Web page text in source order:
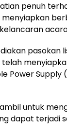
penuh
menyiapkan
pasokan
telah
Power Supply
untuk
dapat terjadi